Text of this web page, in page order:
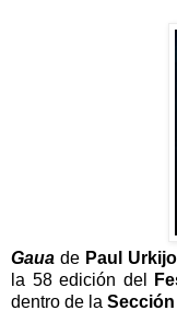
Gaua de Paul
la 58 edición del
dentro de la